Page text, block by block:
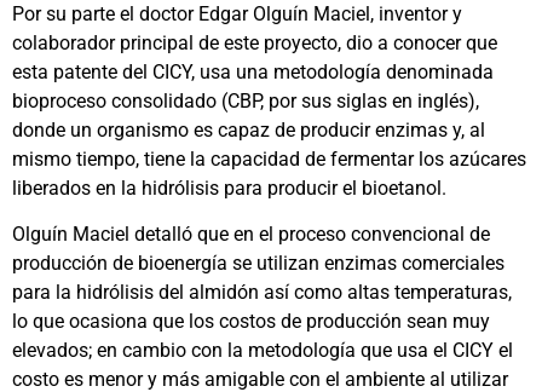
Por su parte el doctor Edgar Olguín Maciel, inventor y
colaborador principal de este proyecto, dio a conocer que
esta patente del CICY, usa una metodología denominada
bioproceso consolidado (CBP, por sus siglas en inglés),
donde un organismo es capaz de producir enzimas y, al
mismo tiempo, tiene la capacidad de fermentar los azúcares
liberados en la hidrólisis para producir el bioetanol.
Olguín Maciel detalló que en el proceso convencional de
producción de bioenergía se utilizan enzimas comerciales
para la hidrólisis del almidón así como altas temperaturas,
lo que ocasiona que los costos de producción sean muy
elevados; en cambio con la metodología que usa el CICY el
costo es menor y más amigable con el ambiente al utilizar